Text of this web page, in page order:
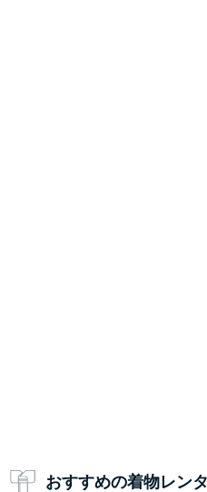
おすすめの着物レン